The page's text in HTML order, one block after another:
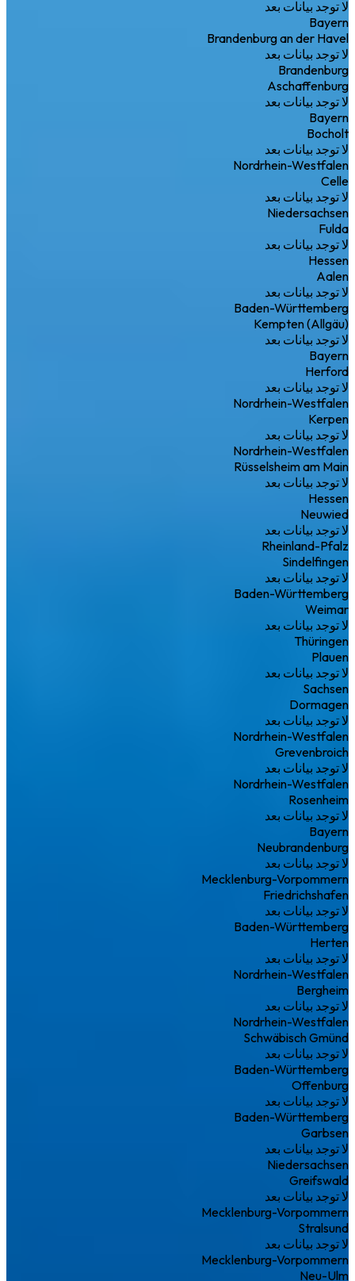
لا توجد بيانات بعد
Bayern
Brandenburg an der Havel
لا توجد بيانات بعد
Brandenburg
Aschaffenburg
لا توجد بيانات بعد
Bayern
Bocholt
لا توجد بيانات بعد
Nordrhein-Westfalen
Celle
لا توجد بيانات بعد
Niedersachsen
Fulda
لا توجد بيانات بعد
Hessen
Aalen
لا توجد بيانات بعد
Baden-Württemberg
Kempten (Allgäu)
لا توجد بيانات بعد
Bayern
Herford
لا توجد بيانات بعد
Nordrhein-Westfalen
Kerpen
لا توجد بيانات بعد
Nordrhein-Westfalen
Rüsselsheim am Main
لا توجد بيانات بعد
Hessen
Neuwied
لا توجد بيانات بعد
Rheinland-Pfalz
Sindelfingen
لا توجد بيانات بعد
Baden-Württemberg
Weimar
لا توجد بيانات بعد
Thüringen
Plauen
لا توجد بيانات بعد
Sachsen
Dormagen
لا توجد بيانات بعد
Nordrhein-Westfalen
Grevenbroich
لا توجد بيانات بعد
Nordrhein-Westfalen
Rosenheim
لا توجد بيانات بعد
Bayern
Neubrandenburg
لا توجد بيانات بعد
Mecklenburg-Vorpommern
Friedrichshafen
لا توجد بيانات بعد
Baden-Württemberg
Herten
لا توجد بيانات بعد
Nordrhein-Westfalen
Bergheim
لا توجد بيانات بعد
Nordrhein-Westfalen
Schwäbisch Gmünd
لا توجد بيانات بعد
Baden-Württemberg
Offenburg
لا توجد بيانات بعد
Baden-Württemberg
Garbsen
لا توجد بيانات بعد
Niedersachsen
Greifswald
لا توجد بيانات بعد
Mecklenburg-Vorpommern
Stralsund
لا توجد بيانات بعد
Mecklenburg-Vorpommern
Neu-Ulm